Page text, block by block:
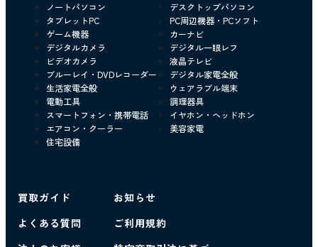
ノートパソコン
デスクトップパソコン
タブレットPC
PC周辺機器・PCソフト
ゲーム機器
カーナビ
デジタルカメラ
デジタル一眼レフ
ビデオカメラ
液晶テレビ
ブルーレイ・DVDレコーダー
デジタル家電全般
生活家電全般
ウェアラブル端末
電動工具
調理器具
スマートフォン・携帯電話
イヤホン・ヘッドホン
エアコン・クーラー
美容家電
住宅設備
買取ガイド
よくある質問
お知らせ
ご利用規約